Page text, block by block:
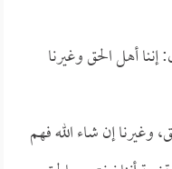
أهل الحق وغيرنا
وغيرنا إن شاء الله فهم